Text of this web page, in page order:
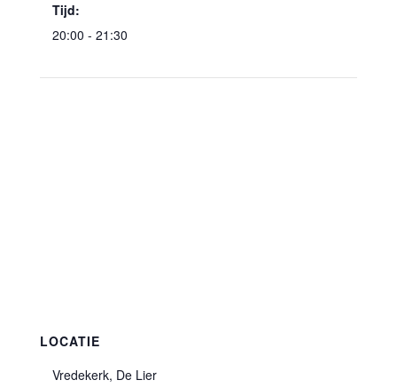
Tijd:
20:00 - 21:30
LOCATIE
Vredekerk, De Lier